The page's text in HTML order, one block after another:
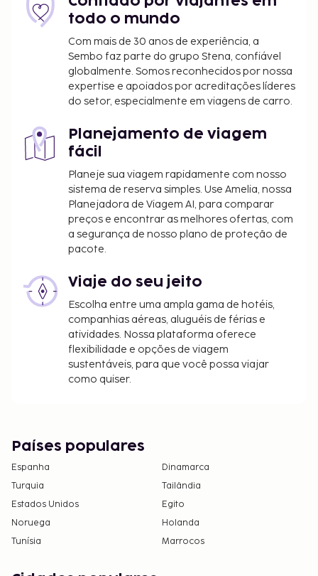
todo o mundo
Com mais de 30 anos de experiência, a
Sembo faz parte do grupo Stena, confiável
globalmente. Somos reconhecidos por nossa
expertise e apoiados por acreditações líderes
do setor, especialmente em viagens de carro.
Planejamento de viagem
fácil
Planeje sua viagem rapidamente com nosso
sistema de reserva simples. Use Amelia, nossa
Planejadora de Viagem AI, para comparar
preços e encontrar as melhores ofertas, com
a segurança de nosso plano de proteção de
pacote.
Viaje do seu jeito
Escolha entre uma ampla gama de hotéis,
companhias aéreas, aluguéis de férias e
atividades. Nossa plataforma oferece
flexibilidade e opções de viagem
sustentáveis, para que você possa viajar
como quiser.
Países populares
Espanha
Dinamarca
Turquia
Tailândia
Estados Unidos
Egito
Noruega
Holanda
Tunísia
Marrocos